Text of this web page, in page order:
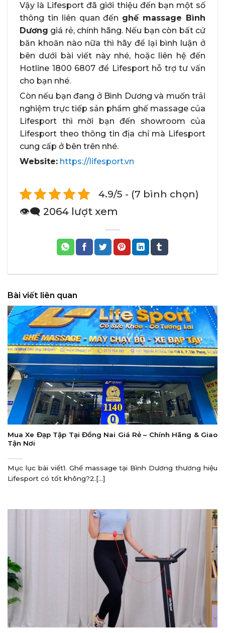
Vậy là Lifesport đã giới thiệu đến bạn một số
thông tin liên quan đến ghế massage Bình
Dương giá rẻ, chính hãng. Nếu bạn còn bất cứ
băn khoăn nào nữa thì hãy để lại bình luận ở
bên dưới bài viết này nhé, hoặc liên hệ đến
Hotline 1800 6807 để Lifesport hỗ trợ tư vấn
cho bạn nhé.
Còn nếu bạn đang ở Bình Dương và muốn trải
nghiệm trực tiếp sản phẩm ghế massage của
Lifesport thì mời bạn đến showroom của
Lifesport theo thông tin địa chỉ mà Lifesport
cung cấp ở bên trên nhé.
Website: https://lifesport.vn
4.9/5 - (7 bình chọn)
👁️‍🗨️ 2064 lượt xem
Bài viết liên quan
Mua Xe Đạp Tập Tại Đồng Nai Giá Rẻ – Chính Hãng & Giao
Tận Nơi
Mục lục bài viết1. Ghế massage tại Bình Dương thương hiệu
Lifesport có tốt không?2.[...]